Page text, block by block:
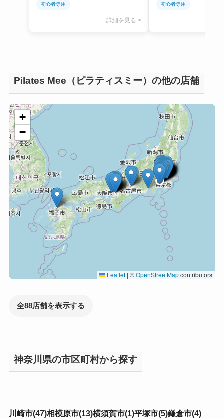
初心者専用
詳細を見る >
初心者専用
Pilates Mee（ピラティスミー）の他の店舗
+
−
Leaflet | ©OpenStreetMapcontributors
全88店舗を表示する
神奈川県の市区町村から探す
川崎市(47)相模原市(13)横須賀市(1)平塚市(5)鎌倉市(4)